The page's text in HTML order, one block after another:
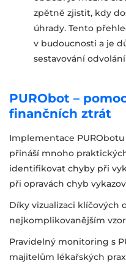
zpětně zjistit, kdy
úhrady. Tento
v budoucnosti a je
sestavování
PURObot –
finančních ztrát
Implementace
přináší mnoho
identifikovat chyby při
při opravách chyb
Díky vizualizaci klíčových
nejkomplikovanějším
Pravidelný monitoring s
majitelům lékařských